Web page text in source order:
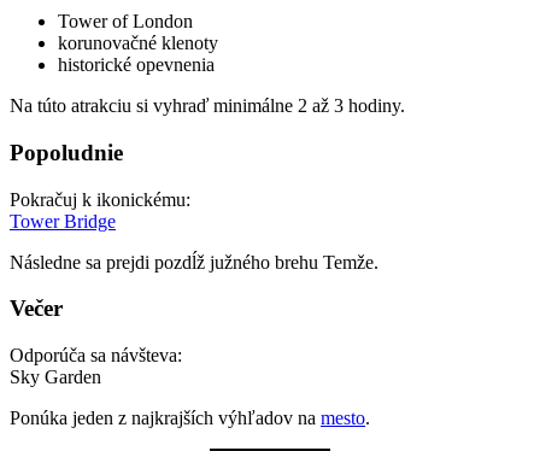
Tower of London
korunovačné klenoty
historické opevnenia
Na túto atrakciu si vyhraď minimálne 2 až 3 hodiny.
Popoludnie
Pokračuj k ikonickému:
Tower Bridge
Následne sa prejdi pozdĺž južného brehu Temže.
Večer
Odporúča sa návšteva:
Sky Garden
Ponúka jeden z najkrajších výhľadov na mesto.